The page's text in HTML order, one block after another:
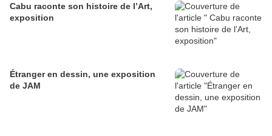
Cabu raconte son histoire de l’Art,
exposition
Étranger en dessin, une exposition
de JAM